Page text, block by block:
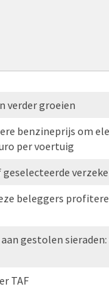
verder groeien
benzineprijs om
per voertuig
beleggers
gestolen
TAF